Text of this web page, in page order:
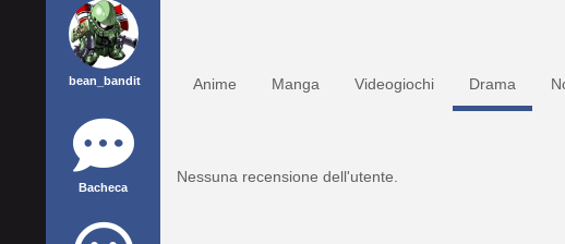
bean_bandit
Bacheca
Anime Manga Videogiochi Drama
Nessuna recensione dell'utente.